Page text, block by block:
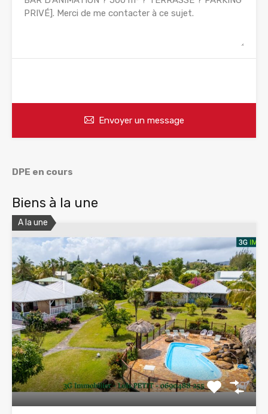
Envoyer un message
DPE en cours
Biens à la une
A la une